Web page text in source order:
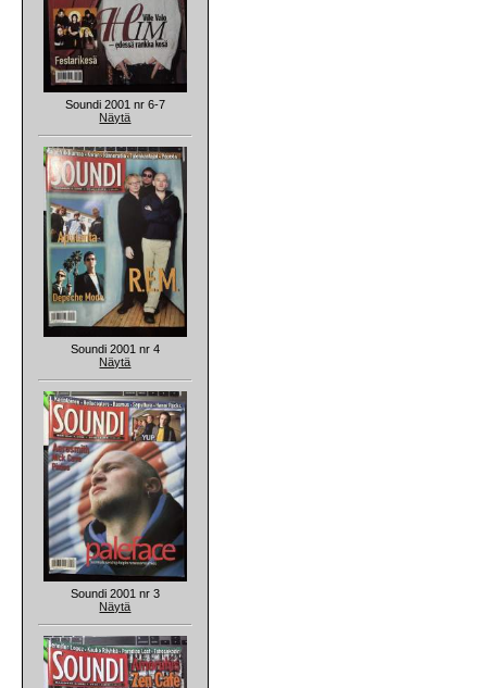
Soundi 2001 nr 6-7
Näytä
Soundi 2001 nr 4
Näytä
Soundi 2001 nr 3
Näytä